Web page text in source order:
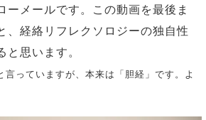
ーメールです。この動画を最後ま
、経絡リフレクソロジーの独自性
と思います。
っていますが、本来は「胆経」です。よ